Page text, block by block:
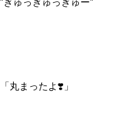
「丸まったよ❣️」